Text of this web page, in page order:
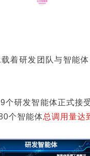
着研发团队与智能
个研发智能体正式接
个智能体总调用量达